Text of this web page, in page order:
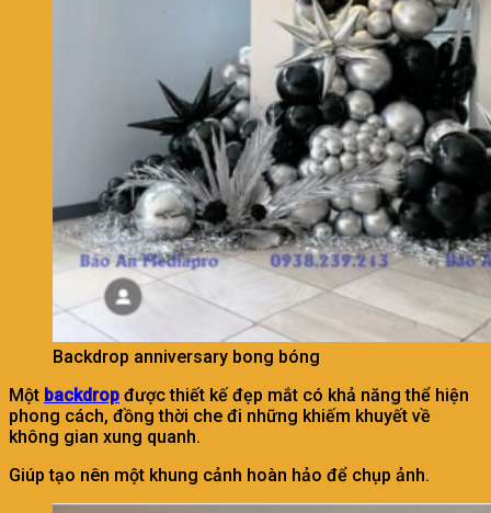
Backdrop anniversary bong bóng
Một backdrop được thiết kế đẹp mắt có khả năng thể hiện
phong cách, đồng thời che đi những khiếm khuyết về
không gian xung quanh.
Giúp tạo nên một khung cảnh hoàn hảo để chụp ảnh.